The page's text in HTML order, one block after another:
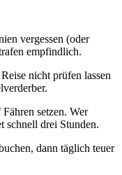
vergessen (oder
empfindlich.
nicht prüfen lassen
setzen. Wer
schnell drei Stunden.
dann täglich teuer